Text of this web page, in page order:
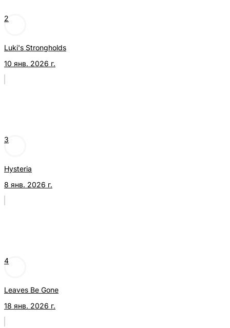
2
Luki's Strongholds
10 янв. 2026 г.
3
Hysteria
8 янв. 2026 г.
4
Leaves Be Gone
18 янв. 2026 г.